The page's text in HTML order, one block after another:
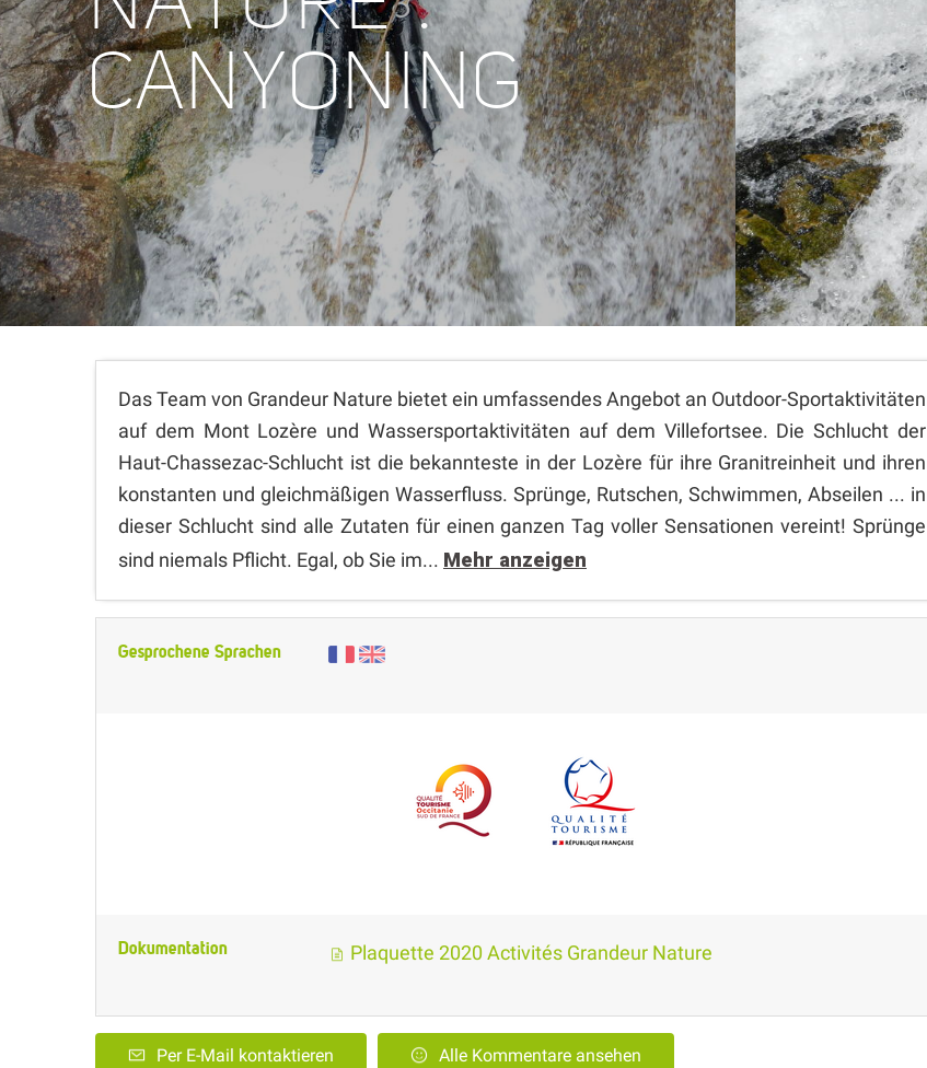
CANYONING
Das Team von Grandeur Nature bietet ein umfassendes Angebot an Outdoor-Sportaktivitäten
auf dem Mont Lozère und Wassersportaktivitäten auf dem Villefortsee. Die Schlucht der
Haut-Chassezac-Schlucht ist die bekannteste in der Lozère für ihre Granitreinheit und ihren
konstanten und gleichmäßigen Wasserfluss. Sprünge, Rutschen, Schwimmen, Abseilen ... in
dieser Schlucht sind alle Zutaten für einen ganzen Tag voller Sensationen vereint! Sprünge
sind niemals Pflicht. Egal, ob Sie im... Mehr anzeigen
Gesprochene Sprachen
Dokumentation Plaquette 2020 Activités Grandeur Nature
Per E-Mail kontaktieren Alle Kommentare ansehen